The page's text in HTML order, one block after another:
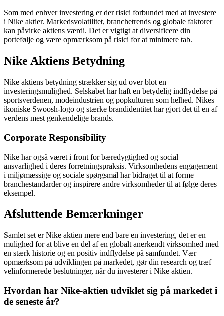
Som med enhver investering er der risici forbundet med at investere
i Nike aktier. Markedsvolatilitet, branchetrends og globale faktorer
kan påvirke aktiens værdi. Det er vigtigt at diversificere din
portefølje og være opmærksom på risici for at minimere tab.
Nike Aktiens Betydning
Nike aktiens betydning strækker sig ud over blot en
investeringsmulighed. Selskabet har haft en betydelig indflydelse på
sportsverdenen, modeindustrien og popkulturen som helhed. Nikes
ikoniske Swoosh-logo og stærke brandidentitet har gjort det til en af
verdens mest genkendelige brands.
Corporate Responsibility
Nike har også været i front for bæredygtighed og social
ansvarlighed i deres forretningspraksis. Virksomhedens engagement
i miljømæssige og sociale spørgsmål har bidraget til at forme
branchestandarder og inspirere andre virksomheder til at følge deres
eksempel.
Afsluttende Bemærkninger
Samlet set er Nike aktien mere end bare en investering, det er en
mulighed for at blive en del af en globalt anerkendt virksomhed med
en stærk historie og en positiv indflydelse på samfundet. Vær
opmærksom på udviklingen på markedet, gør din research og træf
velinformerede beslutninger, når du investerer i Nike aktien.
Hvordan har Nike-aktien udviklet sig på markedet i
de seneste år?